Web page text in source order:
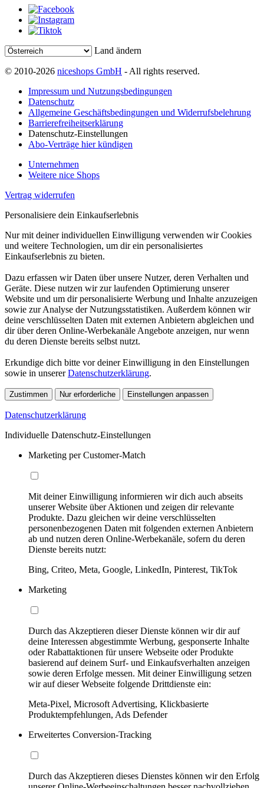
Land ändern
© 2010-2026 niceshops GmbH - All rights reserved.
Impressum und Nutzungsbedingungen
Datenschutz
Allgemeine Geschäftsbedingungen und Widerrufsbelehrung
Barrierefreiheitserklärung
Datenschutz-Einstellungen
Abo-Verträge hier kündigen
Unternehmen
Weitere nice Shops
Vertrag widerrufen
Personalisiere dein Einkaufserlebnis
Nur mit deiner individuellen Einwilligung verwenden wir Cookies
und weitere Technologien, um dir ein personalisiertes
Einkaufserlebnis zu bieten.
Dazu erfassen wir Daten über unsere Nutzer, deren Verhalten und
Geräte. Diese nutzen wir zur laufenden Optimierung unserer
Website und um dir personalisierte Werbung und Inhalte anzuzeigen
sowie zur Analyse der Nutzungsstatistiken. Außerdem können wir
deine verschlüsselten Daten mit externen Anbietern abgleichen und
dir über deren Online-Werbekanäle Angebote anzeigen, nur wenn
du deren Dienste bereits selbst nutzt.
Erkundige dich bitte vor deiner Einwilligung in den Einstellungen
sowie in unsererDatenschutzerklärung.
Zustimmen Nur erforderliche Einstellungen anpassen
Datenschutzerklärung
Individuelle Datenschutz-Einstellungen
Marketing per Customer-Match
Mit deiner Einwilligung informieren wir dich auch abseits
unserer Website über Aktionen und zeigen dir relevante
Produkte. Dazu gleichen wir deine verschlüsselten
personenbezogenen Daten mit folgenden externen Anbietern
ab und nutzen deren Online-Werbekanäle, sofern du deren
Dienste bereits nutzt:
Bing, Criteo, Meta, Google, LinkedIn, Pinterest, TikTok
Marketing
Durch das Akzeptieren dieser Dienste können wir dir auf
deine Interessen abgestimmte Werbung, gesponserte Inhalte
oder Rabattaktionen für unsere Webseite oder Produkte
basierend auf deinem Surf- und Einkaufsverhalten anzeigen
sowie deren Erfolge messen. Mit deiner Einwilligung setzen
wir auf dieser Webseite folgende Drittdienste ein:
Meta-Pixel, Microsoft Advertising, Klickbasierte
Produktempfehlungen, Ads Defender
Erweitertes Conversion-Tracking
Durch das Akzeptieren dieses Dienstes können wir den Erfolg